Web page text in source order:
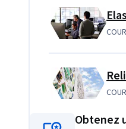
Projet
Esta especialización
Los proyectos
configuran en
todos los módulos.
Obtenez